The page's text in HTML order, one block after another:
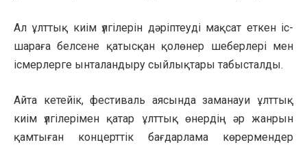
Ал ұлттық киім үлгілерін дәріптеуді мақсат еткен іс-
шараға белсене қатысқан қолөнер шеберлері мен
ісмерлерге ынталандыру сыйлықтары табысталды.
Айта кетейік, фестиваль аясында заманауи ұлттық
киім үлгілерімен қатар ұлттық өнердің әр жанрын
қамтыған концерттік бағдарлама көрермендер